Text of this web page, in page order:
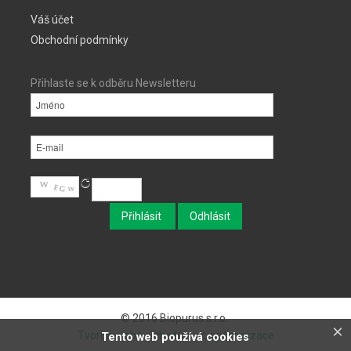
Tento web používá cookies ×
Váš účet
Obchodní podmínky
Přihlaste se k odběru Newsletteru
© 2016 Biopurus s.r.o..
Tvorba webových stránek, optimalizace